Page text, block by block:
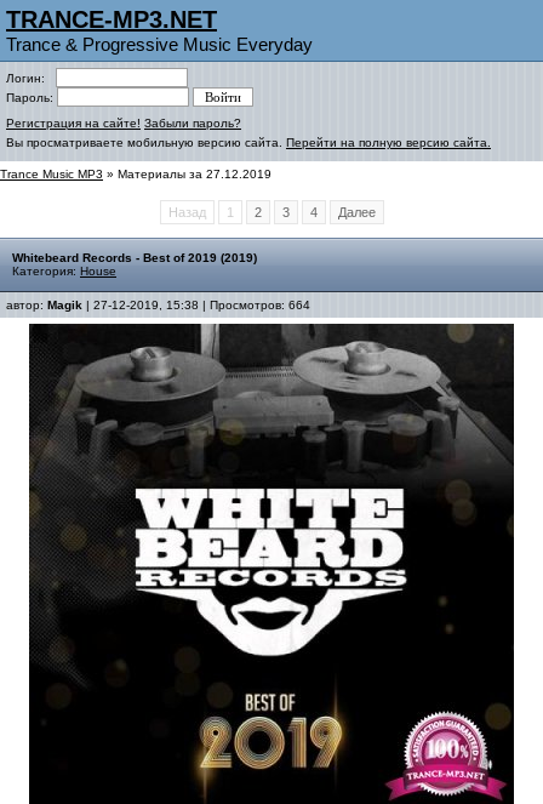
TRANCE-MP3.NET
Trance & Progressive Music Everyday
Логин:
Пароль:
Регистрация на сайте! Забыли пароль?
Вы просматриваете мобильную версию сайта. Перейти на полную версию сайта.
Trance Music MP3 » Материалы за 27.12.2019
Назад 1 2 3 4 Далее
Whitebeard Records - Best of 2019 (2019)
Категория: House
автор: Magik | 27-12-2019, 15:38 | Просмотров: 664